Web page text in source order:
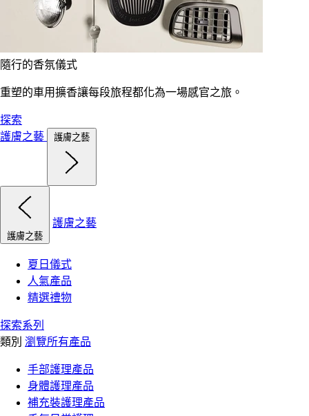
隨行的香氛儀式
重塑的車用擴香讓每段旅程都化為一場感官之旅。
探索
護膚之藝
護膚之藝
護膚之藝
護膚之藝
夏日儀式
人氣產品
精選禮物
探索系列
類別 瀏覽所有產品
手部護理產品
身體護理產品
補充裝護理產品